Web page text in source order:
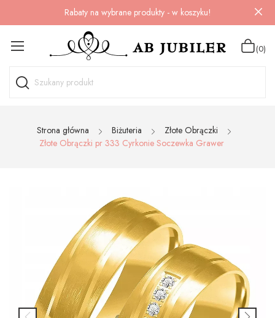
Rabaty na wybrane produkty - w koszyku!
(0)
Strona główna Biżuteria
Złote Obrączki
Złote Obrączki pr 333 Cyrkonie Soczewka Grawer